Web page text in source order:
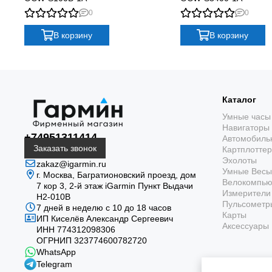
Современным мужчинам, ценящим элегантность,
Путешественникам, которым важна точность времени
Тем, кто ищет качественные и стильные часы с
0
В корзину
0
В корзину
+74951311414
Заказать звонок
zakaz@igarmin.ru
г. Москва, Багратионовский проезд, дом
7 кор 3, 2-й этаж iGarmin Пункт Выдачи
Н2-010В
7 дней в неделю с 10 до 18 часов
ИП Киселёв Александр Сергеевич
ИНН 774312098306
ОГРНИП 323774600782720
WhatsApp
Telegram
Каталог
Умные часы
Навигаторы
Эхолоты
Умные Весы
Карты
Аксессуары